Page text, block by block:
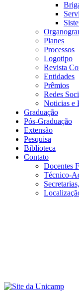
Planes
Processos
Logotipo
Revista
Entidades
Prêmios
Redes
Noticias e
Graduação
Pós-Graduação
Extensão
Pesquisa
Biblioteca
Contato
Docentes
Técnico-